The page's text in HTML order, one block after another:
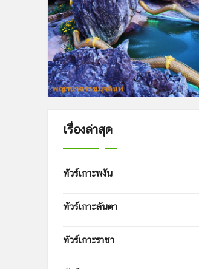
เรื่องล่าสุด
ทัวร์เกาะพงัน
ทัวร์เกาะลันตา
ทัวร์เกาะราชา